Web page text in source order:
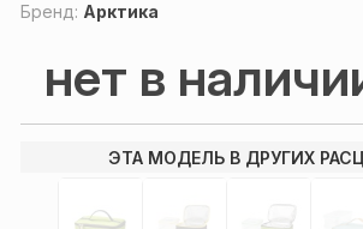
Бренд: Арктика
нет в
ЭТА МОДЕЛЬ В ДРУГИХ